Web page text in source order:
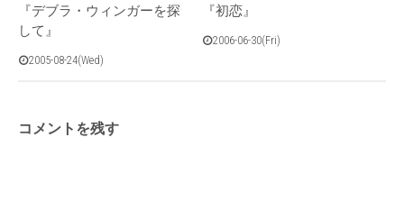
『デブラ・ウィンガーを探
して』
2005-08-24(Wed)
『初恋』
2006-06-30(Fri)
コメントを残す